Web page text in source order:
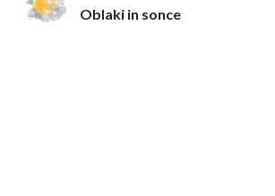
Oblaki in sonce